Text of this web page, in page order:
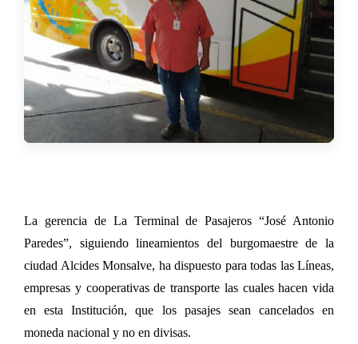
La gerencia de La Terminal de Pasajeros “José Antonio
Paredes”, siguiendo lineamientos del burgomaestre de la
ciudad Alcides Monsalve, ha dispuesto para todas las Líneas,
empresas y cooperativas de transporte las cuales hacen vida
en esta Institución, que los pasajes sean cancelados en
moneda nacional y no en divisas.